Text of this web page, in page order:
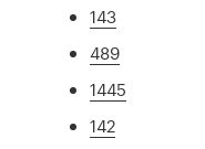
143
489
1445
142